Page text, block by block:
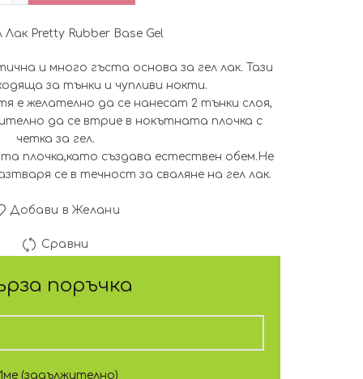
Лак Pretty Rubber Base Gel
и много гъста основа за гел лак. Тази
за тънки и чупливи нокти.
е желателно да се нанесат 2 тънки слоя,
да се втрие в нокътната плочка с
четка за гел.
плочка,като създава естествен обем.Не
се в течност за сваляне на гел лак.
Добави в Желани
Сравни
поръчка
(задължително)